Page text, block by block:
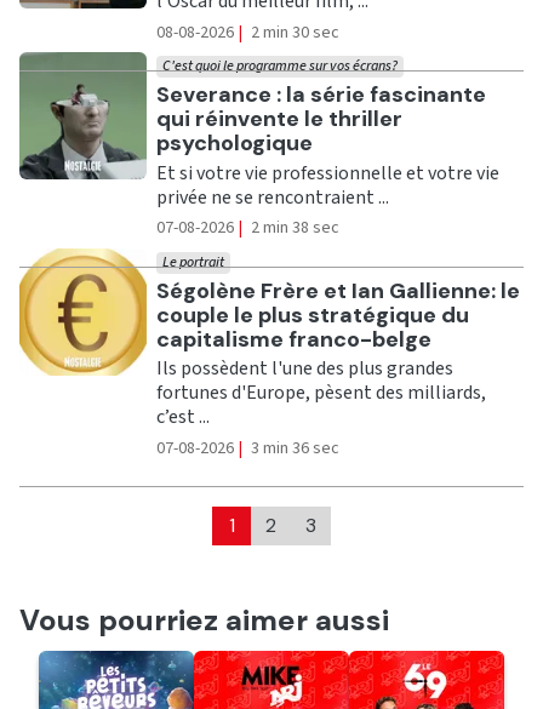
08-08-2026 | 2 min 30 sec
Ecouter
Severance : la série fascinante
qui réinvente le thriller
psychologique
C'est quoi le programme sur vos écrans?
Et si votre vie professionnelle et votre vie
privée ne se rencontraient ...
07-08-2026 | 2 min 38 sec
Ecouter
Ségolène Frère et Ian Gallienne: le
couple le plus stratégique du
capitalisme franco-belge
Le portrait
Ils possèdent l'une des plus grandes
fortunes d'Europe, pèsent des milliards,
c’est ...
07-08-2026 | 3 min 36 sec
1 2 3
Vous pourriez aimer aussi